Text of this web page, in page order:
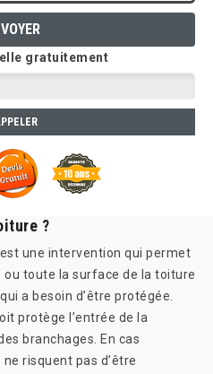
gratuitement
?
est une intervention qui permet
ou toute la surface de la toiture
a besoin d’être protégée.
protège l’entrée de la
branchages. En cas
risquent pas d’être